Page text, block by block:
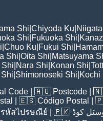
Shi Chiyoda Ku
Shi Fukuoka Shi
Chuo Ku Fukui Shi
Shi Oita Shi Matsuyama
Shi Nara Shi Konan Shi
Shimonoseki Shi Kochi
Code | 🇦🇺 Postcode |
| 🇪🇸 Código Postal |
รหัสไปรษณีย์ | 🇵🇰 کوڈ